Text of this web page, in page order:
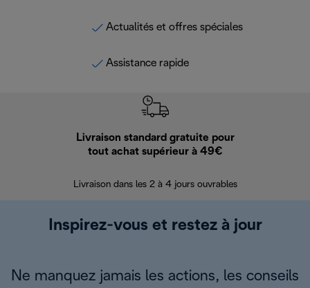
Actualités et offres spéciales
Assistance rapide
Livraison standard gratuite pour
tout achat supérieur à 49€
Livraison dans les 2 à 4 jours ouvrables
Inspirez-vous et restez à jour
Ne manquez jamais les actions, les conseils